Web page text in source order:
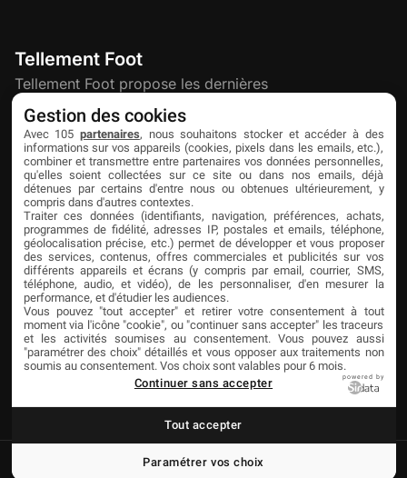
Tellement Foot
Tellement Foot propose les dernières
actualités et nouveautés créatives dédiées
au football.
Découvrir
À propos
Contact
Publicité
Liens utiles
Mentions légales
Confidentialité
Cookies
Partenaires
Livefoot
Jeunesfooteux
Tólmi Studio
King Score
Foot en France
Football Addict
© Copyright Tellement Foot Réalisation Tólmi Studio
Gestion des cookies
Avec 105 partenaires, nous souhaitons stocker et accéder à des
informations sur vos appareils (cookies, pixels dans les emails, etc.),
combiner et transmettre entre partenaires vos données personnelles,
qu'elles soient collectées sur ce site ou dans nos emails, déjà
détenues par certains d'entre nous ou obtenues ultérieurement, y
compris dans d'autres contextes.
Traiter ces données (identifiants, navigation, préférences, achats,
programmes de fidélité, adresses IP, postales et emails, téléphone,
géolocalisation précise, etc.) permet de développer et vous proposer
des services, contenus, offres commerciales et publicités sur vos
différents appareils et écrans (y compris par email, courrier, SMS,
téléphone, audio, et vidéo), de les personnaliser, d'en mesurer la
performance, et d'étudier les audiences.
Vous pouvez "tout accepter" et retirer votre consentement à tout
moment via l'icône "cookie", ou "continuer sans accepter" les traceurs
et les activités soumises au consentement. Vous pouvez aussi
"paramétrer des choix" détaillés et vous opposer aux traitements non
soumis au consentement. Vos choix sont valables pour 6 mois.
Continuer sans accepter
powered by
Paramétrer vos choix
Tout accepter